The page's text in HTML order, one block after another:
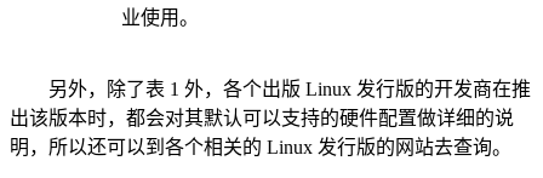
业使用。
另外，除了表 1 外，各个出版 Linux 发行版的开发商在推
出该版本时，都会对其默认可以支持的硬件配置做详细的说
明，所以还可以到各个相关的 Linux 发行版的网站去查询。